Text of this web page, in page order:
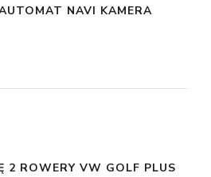
NAVI KAMERA
2 ROWERY VW GOLF PLUS